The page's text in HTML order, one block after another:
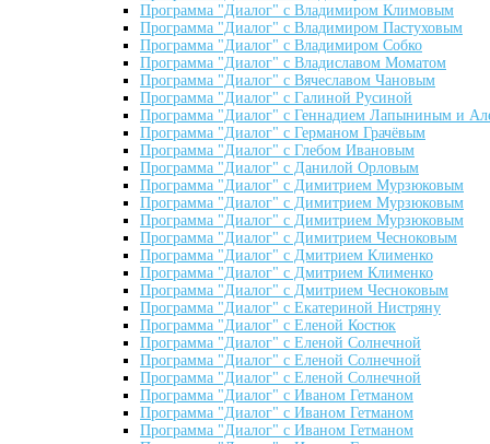
Программа "Диалог" с Владимиром Климовым
Программа "Диалог" с Владимиром Пастуховым
Программа "Диалог" с Владимиром Собко
Программа "Диалог" с Владиславом Моматом
Программа "Диалог" с Вячеславом Чановым
Программа "Диалог" с Галиной Русиной
Программа "Диалог" с Геннадием Лапыниным и
Программа "Диалог" с Германом Грачёвым
Программа "Диалог" с Глебом Ивановым
Программа "Диалог" с Данилой Орловым
Программа "Диалог" с Димитрием Мурзюковым
Программа "Диалог" с Димитрием Мурзюковым
Программа "Диалог" с Димитрием Мурзюковым
Программа "Диалог" с Димитрием Чесноковым
Программа "Диалог" с Дмитрием Клименко
Программа "Диалог" с Дмитрием Клименко
Программа "Диалог" с Дмитрием Чесноковым
Программа "Диалог" с Екатериной Нистряну
Программа "Диалог" с Еленой Костюк
Программа "Диалог" с Еленой Солнечной
Программа "Диалог" с Еленой Солнечной
Программа "Диалог" с Еленой Солнечной
Программа "Диалог" с Иваном Гетманом
Программа "Диалог" с Иваном Гетманом
Программа "Диалог" с Иваном Гетманом